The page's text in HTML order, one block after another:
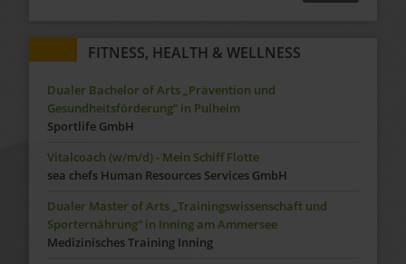
FITNESS, HEALTH & WELLNESS
Dualer Bachelor of Arts „Prävention und
Gesundheitsförderung“ in Pulheim
Sportlife GmbH
Vitalcoach (w/m/d) - Mein Schiff Flotte
sea chefs Human Resources Services GmbH
Dualer Master of Arts „Trainingswissenschaft und
Sporternährung“ in Inning am Ammersee
Medizinisches Training Inning